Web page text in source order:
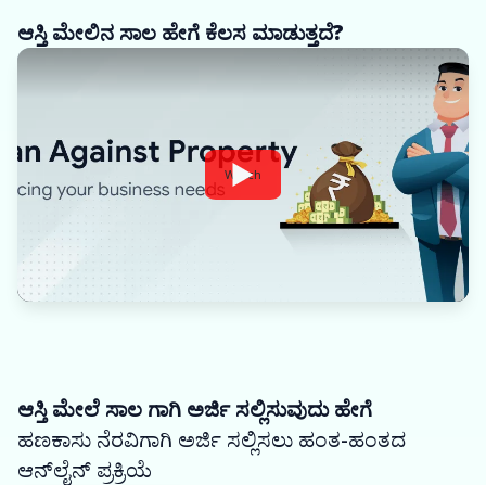
ಆಸ್ತಿ ಮೇಲಿನ ಸಾಲ ಹೇಗೆ ಕೆಲಸ ಮಾಡುತ್ತದೆ?
Watch
ಆಸ್ತಿ ಮೇಲೆ ಸಾಲ ಗಾಗಿ ಅರ್ಜಿ ಸಲ್ಲಿಸುವುದು ಹೇಗೆ
ಹಣಕಾಸು ನೆರವಿಗಾಗಿ ಅರ್ಜಿ ಸಲ್ಲಿಸಲು ಹಂತ-ಹಂತದ
ಆನ್‌ಲೈನ್ ಪ್ರಕ್ರಿಯೆ